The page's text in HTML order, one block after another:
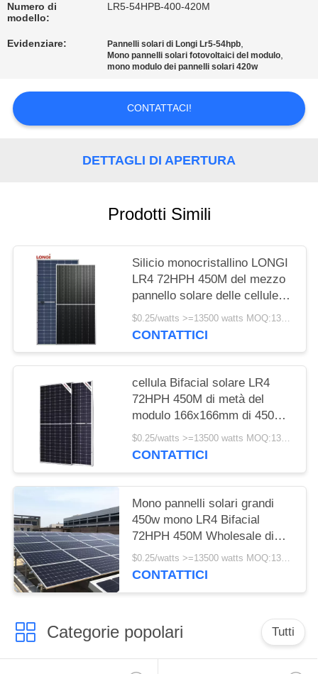
PRIVACY
POLICY
Numero di
modello:
LR5-54HPB-400-420M
Evidenziare: Pannelli solari di Longi Lr5-54hpb,
Mono pannelli solari fotovoltaici del modulo,
mono modulo dei pannelli solari 420w
CONTATTACI!
DETTAGLI DI APERTURA
Prodotti Simili
Silicio monocristallino LONGI
LR4 72HPH 450M del mezzo
pannello solare delle cellule
450w mono 25 anni di
garanzia
CONTATTICI
cellula Bifacial solare LR4
72HPH 450M di metà del
modulo 166x166mm di 450w
Longi
$0.25/watts >=13500 watts MOQ:13500 watts
CONTATTICI
Mono pannelli solari grandi
450w mono LR4 Bifacial
72HPH 450M Wholesale di
Longi
$0.25/watts >=13500 watts MOQ:13500 watt
CONTATTICI
Categorie popolari Tutti